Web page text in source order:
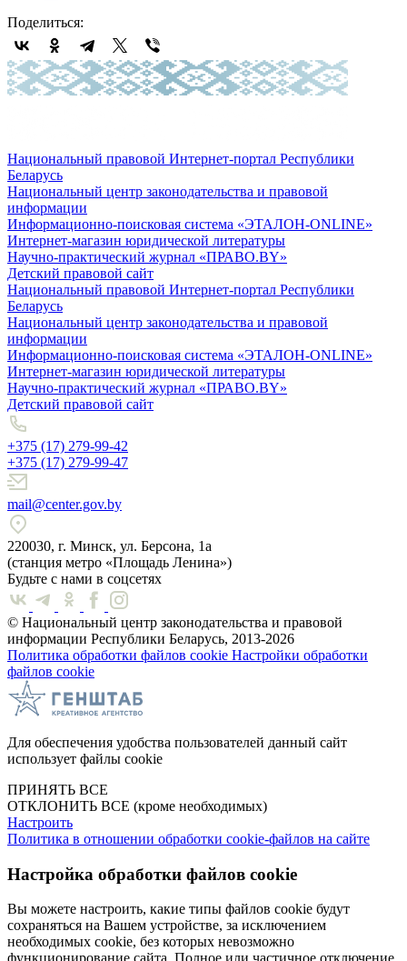
Поделиться:
Национальный правовой Интернет-портал Республики
Беларусь
Национальный центр законодательства и правовой
информации
Информационно-поисковая система «ЭТАЛОН-ONLINE»
Интернет-магазин юридической литературы
Научно-практический журнал «ПРАВО.BY»
Детский правовой сайт
Национальный правовой Интернет-портал Республики
Беларусь
Национальный центр законодательства и правовой
информации
Информационно-поисковая система «ЭТАЛОН-ONLINE»
Интернет-магазин юридической литературы
Научно-практический журнал «ПРАВО.BY»
Детский правовой сайт
+375 (17) 279-99-42
+375 (17) 279-99-47
mail@center.gov.by
220030, г. Минск, ул. Берсона, 1а
(станция метро «Площадь Ленина»)
Будьте с нами в соцсетях
© Национальный центр законодательства и правовой
информации Республики Беларусь, 2013-2026
Политика обработки файлов cookie Настройки обработки
файлов cookie
Для обеспечения удобства пользователей данный сайт
использует файлы cookie
ПРИНЯТЬ ВСЕ
ОТКЛОНИТЬ ВСЕ (кроме необходимых)
Настроить
Политика в отношении обработки cookie-файлов на сайте
Настройка обработки файлов cookie
Вы можете настроить, какие типы файлов cookie будут
сохраняться на Вашем устройстве, за исключением
необходимых cookie, без которых невозможно